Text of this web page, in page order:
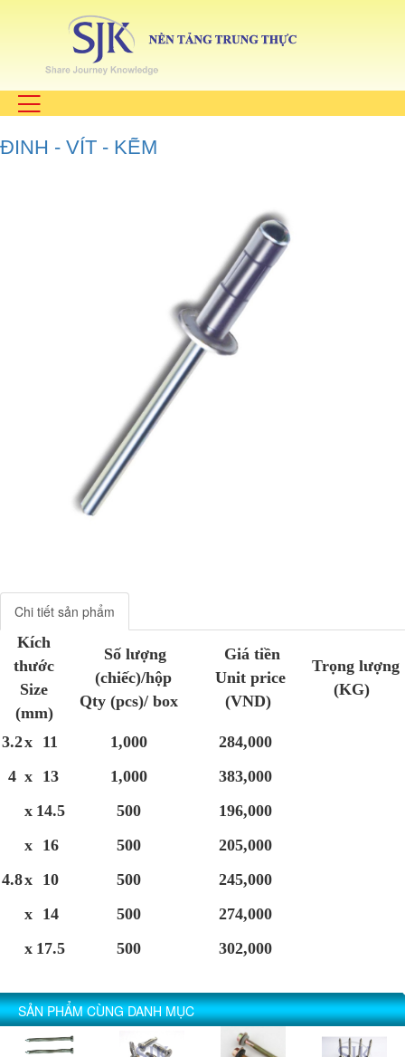
ĐINH - VÍT - KẼM
Chi tiết sản phẩm
Kích
thước
Size
(mm)
Số lượng
(chiếc)/hộp
Qty (pcs)/ box
Giá tiền
Unit price
(VND)
Trọng lượng
(KG)
3.2x 11 1,000
284,000
4 x 13 1,000
383,000
x 14.5 500
196,000
x
16 500
205,000
4.8x 10 500
245,000
x
14 500
274,000
x 17.5 500 302,000
SẢN PHẨM CÙNG DANH MỤC